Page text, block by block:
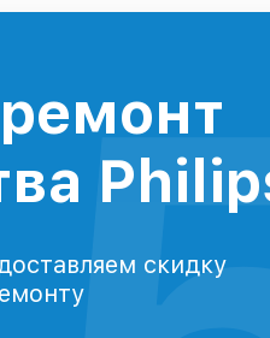
скидку